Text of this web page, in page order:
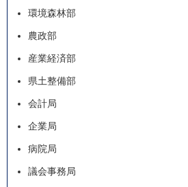
環境森林部
農政部
産業経済部
県土整備部
会計局
企業局
病院局
議会事務局